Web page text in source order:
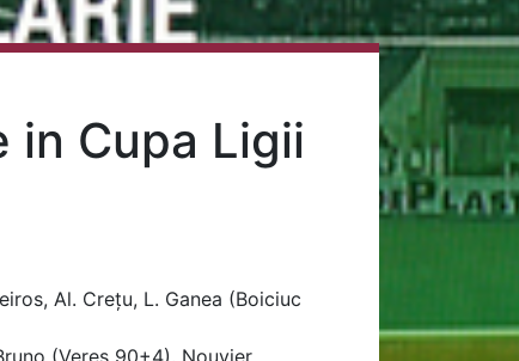
in Cupa Ligii
Al. Crețu, L. Ganea (Boiciuc
(Veres 90+4), Nouvier